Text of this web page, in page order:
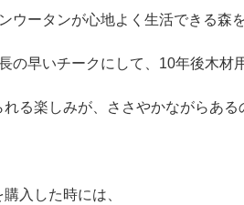
ウータンが心地よく生活できる森
の早いチークにして、10年後木材
れる楽しみが、ささやかながらあ
入した時には、